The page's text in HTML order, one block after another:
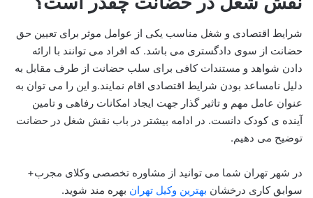
شرایط اقتصادی و شغل مناسب یکی از عوامل موثر برای تعیین حق
حضانت از سوی دادگستری می باشد. که افراد می توانند با ارائه
دادن شواهد و مستندات کافی برای سلب حضانت از طرف مقابل به
دلیل نامساعد بودن شرایط اقتصادی اقام نمایند.و این را می توان به
عنوان عامل مهم و تاثیر گذار جهت ایجاد امکانات رفاهی و تامین
آینده ی کودک دانست. در ادامه بیشتر در باب نقش شغل در حضانت
توضیح می دهیم.
در شهر تهران شما می توانید از مشاوره تخصصی وکلای مجرب+
سوابق کاری درخشان بهترین وکیل تهران بهره مند شوید.